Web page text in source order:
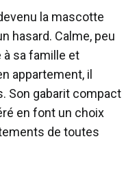
la mascotte
hasard. Calme, peu
à sa famille et
appartement, il
Son gabarit compact
en font un choix
de toutes